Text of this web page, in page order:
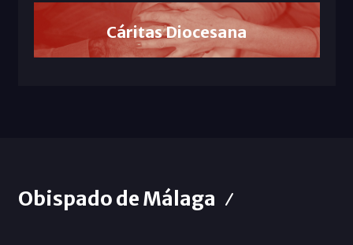
Cáritas Diocesana
Obispado de Málaga